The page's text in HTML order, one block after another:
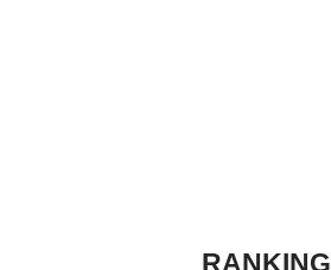
RANKING